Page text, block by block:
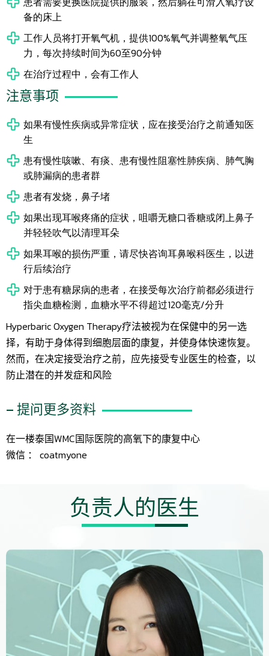
备的床上
工作人员将打开氧气机，提供100%氧气并调整氧气压
力，每次持续时间为60至90分钟
在治疗过程中，会有工作人
注意事项
如果有慢性疾病或异常症状，应在接受治疗之前通知医
生
患有慢性咳嗽、有痰、患有慢性阻塞性肺疾病、肺气胸
或肺漏病的患者群
患者有发烧，鼻子堵
如果出现耳喉疼痛的症状，咀嚼无糖口香糖或闭上鼻子
并轻轻吹气以清理耳朵
如果耳喉的损伤严重，请尽快咨询耳鼻喉科医生，以进
行后续治疗
对于患有糖尿病的患者，在接受每次治疗前都必须进行
指尖血糖检测，血糖水平不得超过120毫克/分升
Hyperbaric Oxygen Therapy疗法被视为在保健中的另一选
择，有助于身体得到细胞层面的康复，并使身体快速恢复。
然而，在决定接受治疗之前，应先接受专业医生的检查，以
防止潜在的并发症和风险
– 提问更多资料
在一楼泰国WMC国际医院的高氧下的康复中心
微信 ： coatmyone
负责人的医生